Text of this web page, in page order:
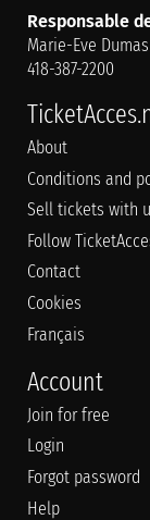
Responsable
Marie-Eve Dumas
418-387-2200
About
Conditions and
Sell tickets with
Follow
Contact
Cookies
Français
Account
Join for free
Login
Forgot password
Help